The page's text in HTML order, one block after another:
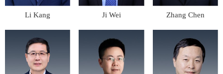
Li Kang Ji Wei Zhang Chen